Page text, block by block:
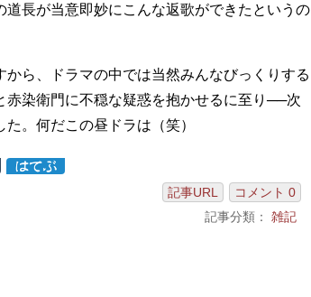
道長が当意即妙にこんな返歌ができたというの
ら、ドラマの中では当然みんなびっくりする
赤染衛門に不穏な疑惑を抱かせるに至り──次
。何だこの昼ドラは（笑）
記事URL
コメント 0
記事分類： 雑記